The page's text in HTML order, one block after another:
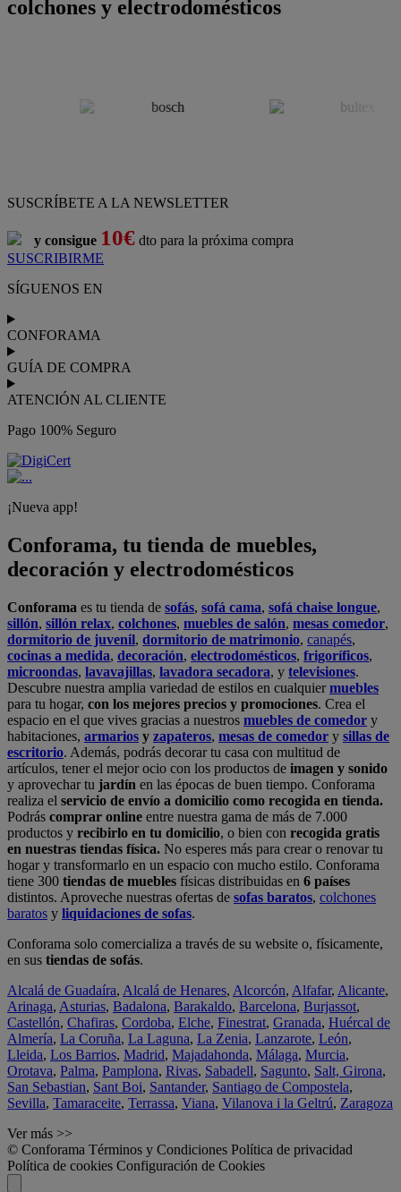
colchones y electrodomésticos
SUSCRÍBETE A LA NEWSLETTER
y consigue 10€ dto para la próxima compra
SUSCRIBIRME
SÍGUENOS EN
CONFORAMA
GUÍA DE COMPRA
ATENCIÓN AL CLIENTE
Pago 100% Seguro
¡Nueva app!
Conforama, tu tienda de muebles,
decoración y electrodomésticos
Conforama es tu tienda de sofás, sofá cama, sofá chaise longue,
sillón, sillón relax, colchones, muebles de salón, mesas comedor,
dormitorio de juvenil, dormitorio de matrimonio, canapés,
cocinas a medida, decoración, electrodomésticos, frigoríficos,
microondas, lavavajillas, lavadora secadora, y televisiones.
Descubre nuestra amplia variedad de estilos en cualquiermuebles
para tu hogar, con los mejores precios y promociones. Crea el
espacio en el que vives gracias a nuestros muebles de comedor y
habitaciones, armarios y zapateros, mesas de comedor y sillas de
escritorio. Además, podrás decorar tu casa con multitud de
artículos, tener el mejor ocio con los productos de imagen y sonido
y aprovechar tu jardín en las épocas de buen tiempo. Conforama
realiza el servicio de envío a domicilio como recogida en tienda.
Podrás comprar online entre nuestra gama de más de 7.000
productos y recibirlo en tu domicilio, o bien con recogida gratis
en nuestras tiendas física. No esperes más para crear o renovar tu
hogar y transformarlo en un espacio con mucho estilo. Conforama
tiene 300 tiendas de muebles físicas distribuidas en 6 países
distintos. Aproveche nuestras ofertas de sofas baratos, colchones
baratos y liquidaciones de sofas.
Conforama solo comercializa a través de su website o, físicamente,
en sus tiendas de sofás.
Alcalá de Guadaíra, Alcalá de Henares, Alcorcón, Alfafar, Alicante,
Arinaga, Asturias, Badalona, Barakaldo, Barcelona, Burjassot,
Castellón, Chafiras, Cordoba, Elche, Finestrat, Granada, Huércal de
Almería, La Coruña, La Laguna, La Zenia, Lanzarote, León,
Lleida, Los Barrios, Madrid, Majadahonda, Málaga, Murcia,
Orotava, Palma, Pamplona, Rivas, Sabadell, Sagunto, Salt, Girona,
San Sebastian, Sant Boi, Santander, Santiago de Compostela,
Sevilla, Tamaraceite, Terrassa, Viana, Vilanova i la Geltrú, Zaragoza
Ver más >>
© Conforama Términos y Condiciones Política de privacidad
Política de cookies Configuración de Cookies